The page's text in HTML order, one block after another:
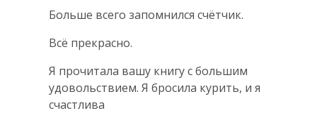
Больше всего запомнился счётчик.
Всё прекрасно.
Я прочитала вашу книгу с большим
удовольствием. Я бросила курить, и я
счастлива